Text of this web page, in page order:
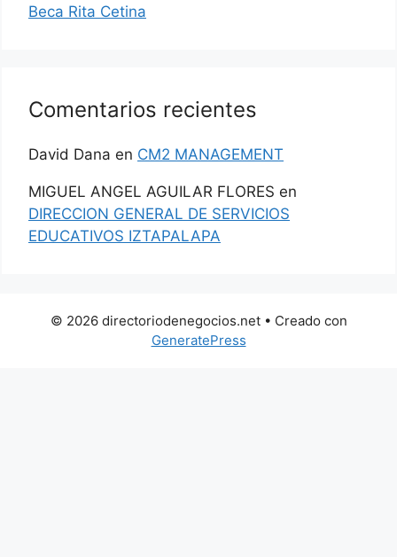
Beca Rita Cetina
Comentarios recientes
David Dana en CM2 MANAGEMENT
MIGUEL ANGEL AGUILAR FLORES en
DIRECCION GENERAL DE SERVICIOS
EDUCATIVOS IZTAPALAPA
© 2026 directoriodenegocios.net• Creado con
GeneratePress